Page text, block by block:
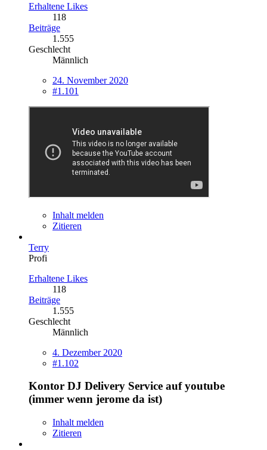
Erhaltene Likes
118
Beiträge
1.555
Geschlecht
Männlich
24. November 2020
#1.101
Inhalt melden
Zitieren
Terry
Profi
Erhaltene Likes
118
Beiträge
1.555
Geschlecht
Männlich
4. Dezember 2020
#1.102
Kontor DJ Delivery Service auf youtube
(immer wenn jerome da ist)
Inhalt melden
Zitieren